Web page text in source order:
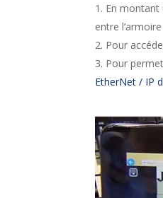
En montant
entre
Pour
Pour
EtherNet / IP